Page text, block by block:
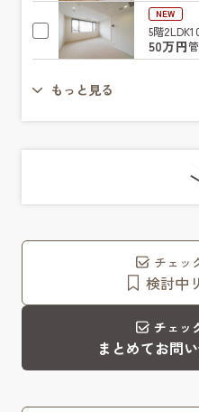
NEW
5階2LDK
50万円
もっと見る
チェッ
検討中
チェッ
まとめてお問